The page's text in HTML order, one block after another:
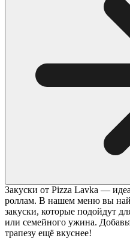
Закуски от Pizza Lavka —
роллам. В нашем меню вы
закуски, которые подойдут
или семейного ужина.
трапезу ещё вкуснее!